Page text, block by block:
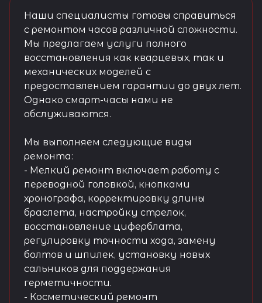
Наши специалисты готовы справиться
с ремонтом часов различной сложности.
Мы предлагаем услуги полного
восстановления как кварцевых, так и
механических моделей с
предоставлением гарантии до двух лет.
Однако смарт-часы нами не
обслуживаются.
Мы выполняем следующие виды
ремонта:
- Мелкий ремонт включает работу с
переводной головкой, кнопками
хронографа, корректировку длины
браслета, настройку стрелок,
восстановление циферблата,
регулировку точности хода, замену
болтов и шпилек, установку новых
сальников для поддержания
герметичности.
- Косметический ремонт